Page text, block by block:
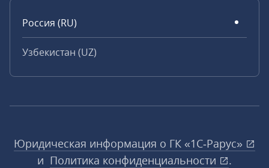
Россия (RU)
Узбекистан (UZ)
Юридическая информация о ГК «1С‑Рарус»
и Политика конфиденциальности
.